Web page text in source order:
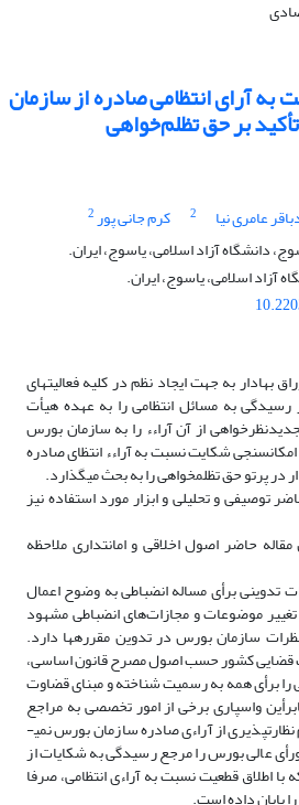
آرای انتظامی صادره از سازمان
بر حق تظلم‌خواهی
عامری نیا 2 کرم جانی پور2
دانشگاه آزاد اسلامی، یاسوج، ایران.
آزاد اسلامی، یاسوج، ایران.
بهادار به جهت ایجاد نظم در کلیه فعالیت­های
رسیدگی به مسائل انتظامی را به عهده هیأت
از آن آراءء را به سازمان بورس
شکایت نسبت به آراءء انتظای صادره
در پرتو حق تظلم­خواهی را به بحث می­گذارد.
توصیفی و تحلیلی و ابزار مورد استفاده نیز
حاضر اصول اخلاقی و امانتداری ملاحظه
تدوینی برأی مساله انضباطی به وضوح اعمال
موضوعات و مجازات‌های انضباطی مشهود
سازمان بورس در تدوین مقرره­ها دارد.
قضایی کشور حسب اصول مصرح قانون اساسی،
برأی همه به رسمیت شناخته و مبنای قضاوت
واسپاری برخی از امور تخصصی به مراجع
از آراءی صادره سازمان بورس نمی­
عالی بورس را مرجع رسیدگی به شکایات از
اطلاق قطعیت نسبت به آراءی انتظامی، صرفا